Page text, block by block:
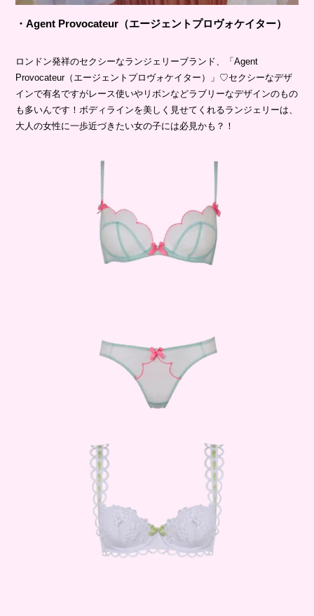
・Agent Provocateur（エージェントプロヴォケイター）
ロンドン発祥のセクシーなランジェリーブランド、「Agent
Provocateur（エージェントプロヴォケイター）」♡セクシーなデザ
インで有名ですがレース使いやリボンなどラブリーなデザインのもの
も多いんです！ボディラインを美しく見せてくれるランジェリーは、
大人の女性に一歩近づきたい女の子には必見かも？！